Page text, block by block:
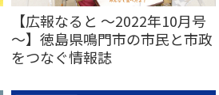
【広報なると ～2022年10月号
～】徳島県鳴門市の市民と市政
をつなぐ情報誌